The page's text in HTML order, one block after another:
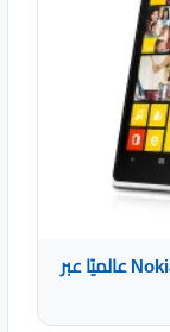
تسريبات: HMD تستعد لإحياء هوية Nokia Lumia عالميًا عبر